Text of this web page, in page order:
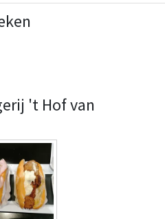
't Hof van